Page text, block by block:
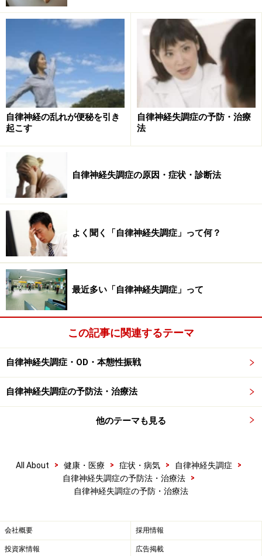
だわらず、ダンスやカラオケなどでも、近い効果が期待
できます。食事をゆっくりよく噛むこともリズム運動の
ひとつなので、外に出る時間がない人もぜひ試してみて
ください。
自律神経失調症には、1日2日で効果が出るような特効薬
はありません。身体のリズムを根本から改善する必要が
あるので、即効性ばかりを求めず、最低でも3ヶ月以上
自律神経失調症の薬・対症療法
自律神経失調症に効果的とわかっている治療薬は、残念
ながらありません。しかし、さまざまな症状のために日
常生活が制限される場合は、その悩まれている症状を緩
和するために内服治療を行います。例えば、頭痛がひど
い場合は鎮痛薬を、めまいがひどい場合はめまい止め
を、不眠が続くなら睡眠導入剤を、下痢が続くなら下痢
止めを、といった具合に症状に合わせた内服治療を行う
と日常生活を健やかに送ることができます。
自律神経失調症との付き合い方
自律神経失調症は、つらいのにはっきりとした治療法が
分からないことから、時に不安を感じすぎてノイローゼ
しまうためだと思います。
失調症」と診断されたなら、現時点で命にかかわるよう
な病気ではないと診断されたのと同じです。不快症状ば
かりに目を向けていると、それもストレスを増大させて
自律神経の乱れが便秘を引き
起こす
自律神経失調症の予防・治療
法
自律神経失調症の原因・症状・診断法
よく聞く「自律神経失調症」って何？
最近多い「自律神経失調症」って
この記事に関連するテーマ
自律神経失調症・OD・本態性振戦
自律神経失調症の予防法・治療法
他のテーマも見る
All About > 健康・医療 > 症状・病気 > 自律神経失調症
>
自律神経失調症の予防法・治療法
>
自律神経失調症の予防・治療法
会社概要 採用情報
投資家情報 広告掲載